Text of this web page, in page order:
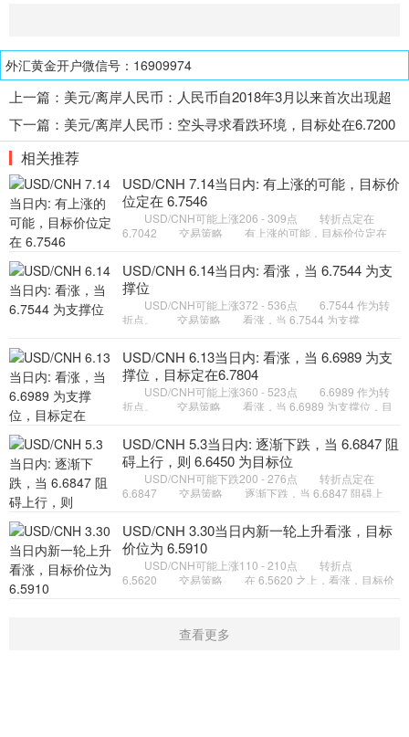
外汇黄金开户微信号：16909974
上一篇： 美元/离岸人民币：人民币自2018年3月以来首次出现超
买
下一篇： 美元/离岸人民币：空头寻求看跌环境，目标处在6.7200
相关推荐
USD/CNH 7.14当日内: 有上涨的可能，目标价
位定在 6.7546
USD/CNH可能上涨206 - 309点 转折点定在
6.7042 交易策略 有上涨的可能，目标价位定在
USD/CNH 6.14当日内: 看涨，当 6.7544 为支
撑位
USD/CNH可能上涨372 - 536点 6.7544 作为转
折点。 交易策略 看涨，当 6.7544 为支撑
方向定在 6.7269 和 6.7105
USD/CNH 6.13当日内: 看涨，当 6.6989 为支
撑位，目标定在6.7804
USD/CNH可能上涨360 - 523点 6.6989 作为转
折点。 交易策略 看涨，当 6.6989 为支撑位，目
USD/CNH 目标方向定在 6.
USD/CNH 5.3当日内: 逐渐下跌，当 6.6847 阻
碍上行，则 6.6450 为目标位
USD/CNH可能下跌200 - 276点 转折点定在
6.6847 交易策略 逐渐下跌，当 6.6847 阻碍上
6.6847 ，USD/CNH 目标方
USD/CNH 3.30当日内新一轮上升看涨，目标
价位为 6.5910
USD/CNH可能上涨110 - 210点 转折点
6.5620 交易策略 在 6.5620 之上，看涨，目标价
查看更多